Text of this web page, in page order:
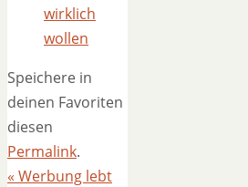
wirklich
wollen
Speichere in
deinen Favoriten
diesen
Permalink.
« Werbung lebt